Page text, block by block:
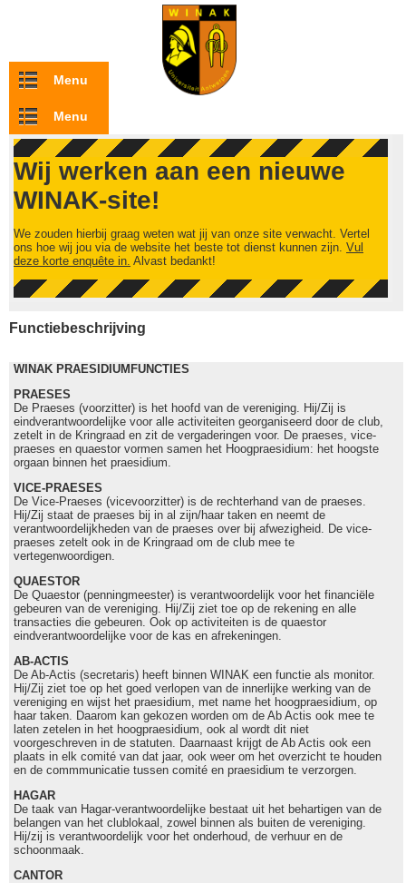
Overslaan en naar de inhoud gaan
Menu
Menu
Wij werken aan een nieuwe
WINAK-site!
We zouden hierbij graag weten wat jij van onze site verwacht. Vertel
ons hoe wij jou via de website het beste tot dienst kunnen zijn. Vul
deze korte enquête in. Alvast bedankt!
Functiebeschrijving
WINAK PRAESIDIUMFUNCTIES
PRAESES
De Praeses (voorzitter) is het hoofd van de vereniging. Hij/Zij is
eindverantwoordelijke voor alle activiteiten georganiseerd door de club,
zetelt in de Kringraad en zit de vergaderingen voor. De praeses, vice-
praeses en quaestor vormen samen het Hoogpraesidium: het hoogste
orgaan binnen het praesidium.
VICE-PRAESES
De Vice-Praeses (vicevoorzitter) is de rechterhand van de praeses.
Hij/Zij staat de praeses bij in al zijn/haar taken en neemt de
verantwoordelijkheden van de praeses over bij afwezigheid. De vice-
praeses zetelt ook in de Kringraad om de club mee te
vertegenwoordigen.
QUAESTOR
De Quaestor (penningmeester) is verantwoordelijk voor het financiële
gebeuren van de vereniging. Hij/Zij ziet toe op de rekening en alle
transacties die gebeuren. Ook op activiteiten is de quaestor
eindverantwoordelijke voor de kas en afrekeningen.
AB-ACTIS
De Ab-Actis (secretaris) heeft binnen WINAK een functie als monitor.
Hij/Zij ziet toe op het goed verlopen van de innerlijke werking van de
vereniging en wijst het praesidium, met name het hoogpraesidium, op
haar taken. Daarom kan gekozen worden om de Ab Actis ook mee te
laten zetelen in het hoogpraesidium, ook al wordt dit niet
voorgeschreven in de statuten. Daarnaast krijgt de Ab Actis ook een
plaats in elk comité van dat jaar, ook weer om het overzicht te houden
en de commmunicatie tussen comité en praesidium te verzorgen.
HAGAR
De taak van Hagar-verantwoordelijke bestaat uit het behartigen van de
belangen van het clublokaal, zowel binnen als buiten de vereniging.
Hij/zij is verantwoordelijk voor het onderhoud, de verhuur en de
schoonmaak.
CANTOR